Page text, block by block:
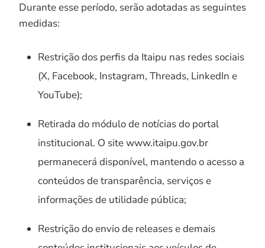
Durante esse período, serão adotadas as seguintes
medidas:
Restrição dos perfis da Itaipu nas redes sociais
(X, Facebook, Instagram, Threads, LinkedIn e
YouTube);
Retirada do módulo de notícias do portal
institucional. O site www.itaipu.gov.br
permanecerá disponível, mantendo o acesso a
conteúdos de transparência, serviços e
informações de utilidade pública;
Restrição do envio de releases e demais